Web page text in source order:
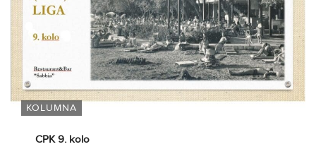
KOLUMNA
CPK 9. kolo